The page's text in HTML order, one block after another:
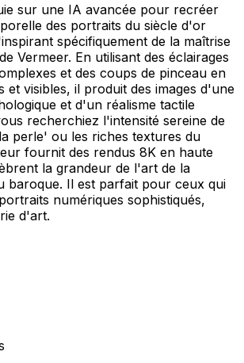
sur une IA avancée pour recréer
des portraits du siècle d'or
spécifiquement de la maîtrise
Vermeer. En utilisant des éclairages
et des coups de pinceau en
et visibles, il produit des images d'une
et d'un réalisme tactile
recherchiez l'intensité sereine de
perle' ou les riches textures du
fournit des rendus 8K en haute
la grandeur de l'art de la
baroque. Il est parfait pour ceux qui
numériques sophistiqués,
d'art.